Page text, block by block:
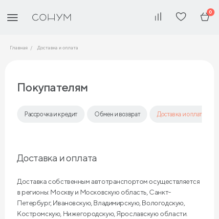
0
Главная Доставка и оплата
Покупателям
Рассрочка и кредит Обмен и возврат Доставка и оплата
Доставка и оплата
Доставка собственным автотранспортом осуществляется
в регионы: Москву и Московскую область, Санкт-
Петербург, Ивановскую, Владимирскую, Вологодскую,
Костромскую, Нижегородскую, Ярославскую области.